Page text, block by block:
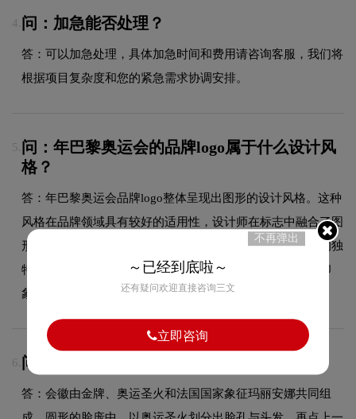
4. 问：加急能否处理？
答：可以加急处理，具体加急时间和费用请咨询客服，我们将
根据项目复杂度和您的紧急需求协调安排。
5. 问：年巴黎奥运会的品牌logo属于什么设计风
格？
答：年巴黎奥运会品牌logo整体呈现出图形的设计风格。这种
风格在品牌领域具有较好的适用性，设计师在标志中融合了图
形的核心手法，既符合行业的一般审美特征，又突出品牌的独
特个性，能够在众多竞品中脱颖而出，给消费者留下深刻印
象。
6. 问：年巴黎奥运会logo的设计含义是什么？
答：会徽由金牌、奥运圣火和法国国家象征玛丽安娜共同组
不再弹出
～已经到底啦～
还有疑问欢迎直接咨询三文
立即咨询